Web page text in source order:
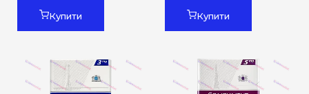
Купити Купити